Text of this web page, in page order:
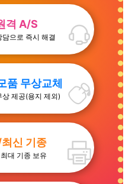
격 A/S
으로 즉시 해결
품 무상교체
제공(용지 제외)
신 기종
대 기종 보유